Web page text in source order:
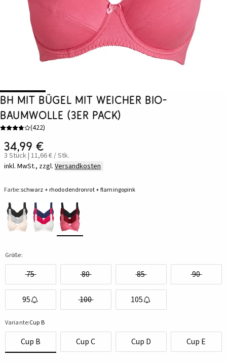
BH mit Bügel mit weicher Bio-
Baumwolle (3er Pack)
(422)
34,99 €
3 Stück | 11,66 € / Stk.
inkl. MwSt., zzgl. Versandkosten
Farbe:schwarz + rhododendronrot + flamingopink
Größe:
75 80 85 90
95 100 105
Variante:Cup B
Cup B Cup C Cup D Cup E